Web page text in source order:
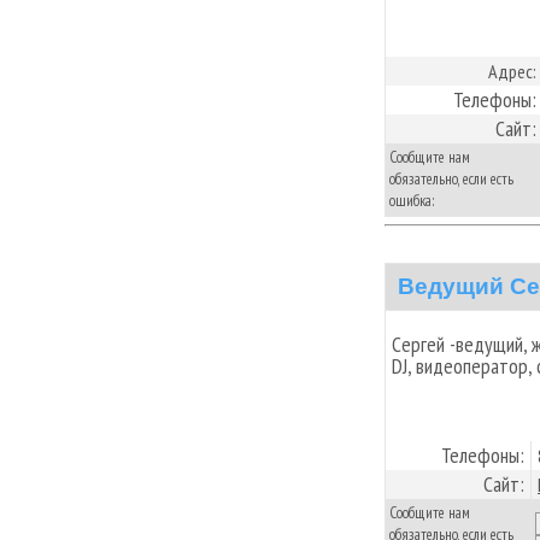
Адрес:
Телефоны:
Сайт:
Сообщите нам
обязательно, если есть
ошибка:
Ведущий
Сергей -ведущий,
DJ,
Телефоны:
Сайт:
Сообщите нам
обязательно, если есть